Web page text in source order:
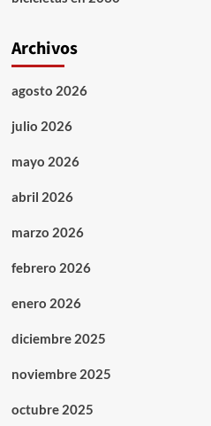
Archivos
agosto 2026
julio 2026
mayo 2026
abril 2026
marzo 2026
febrero 2026
enero 2026
diciembre 2025
noviembre 2025
octubre 2025